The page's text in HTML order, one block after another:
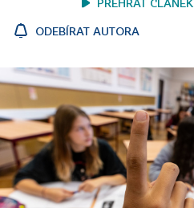
PŘEHRÁT ČLÁNEK
ODEBÍRAT AUTORA